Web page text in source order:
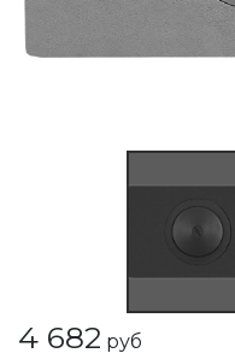
4 682 руб